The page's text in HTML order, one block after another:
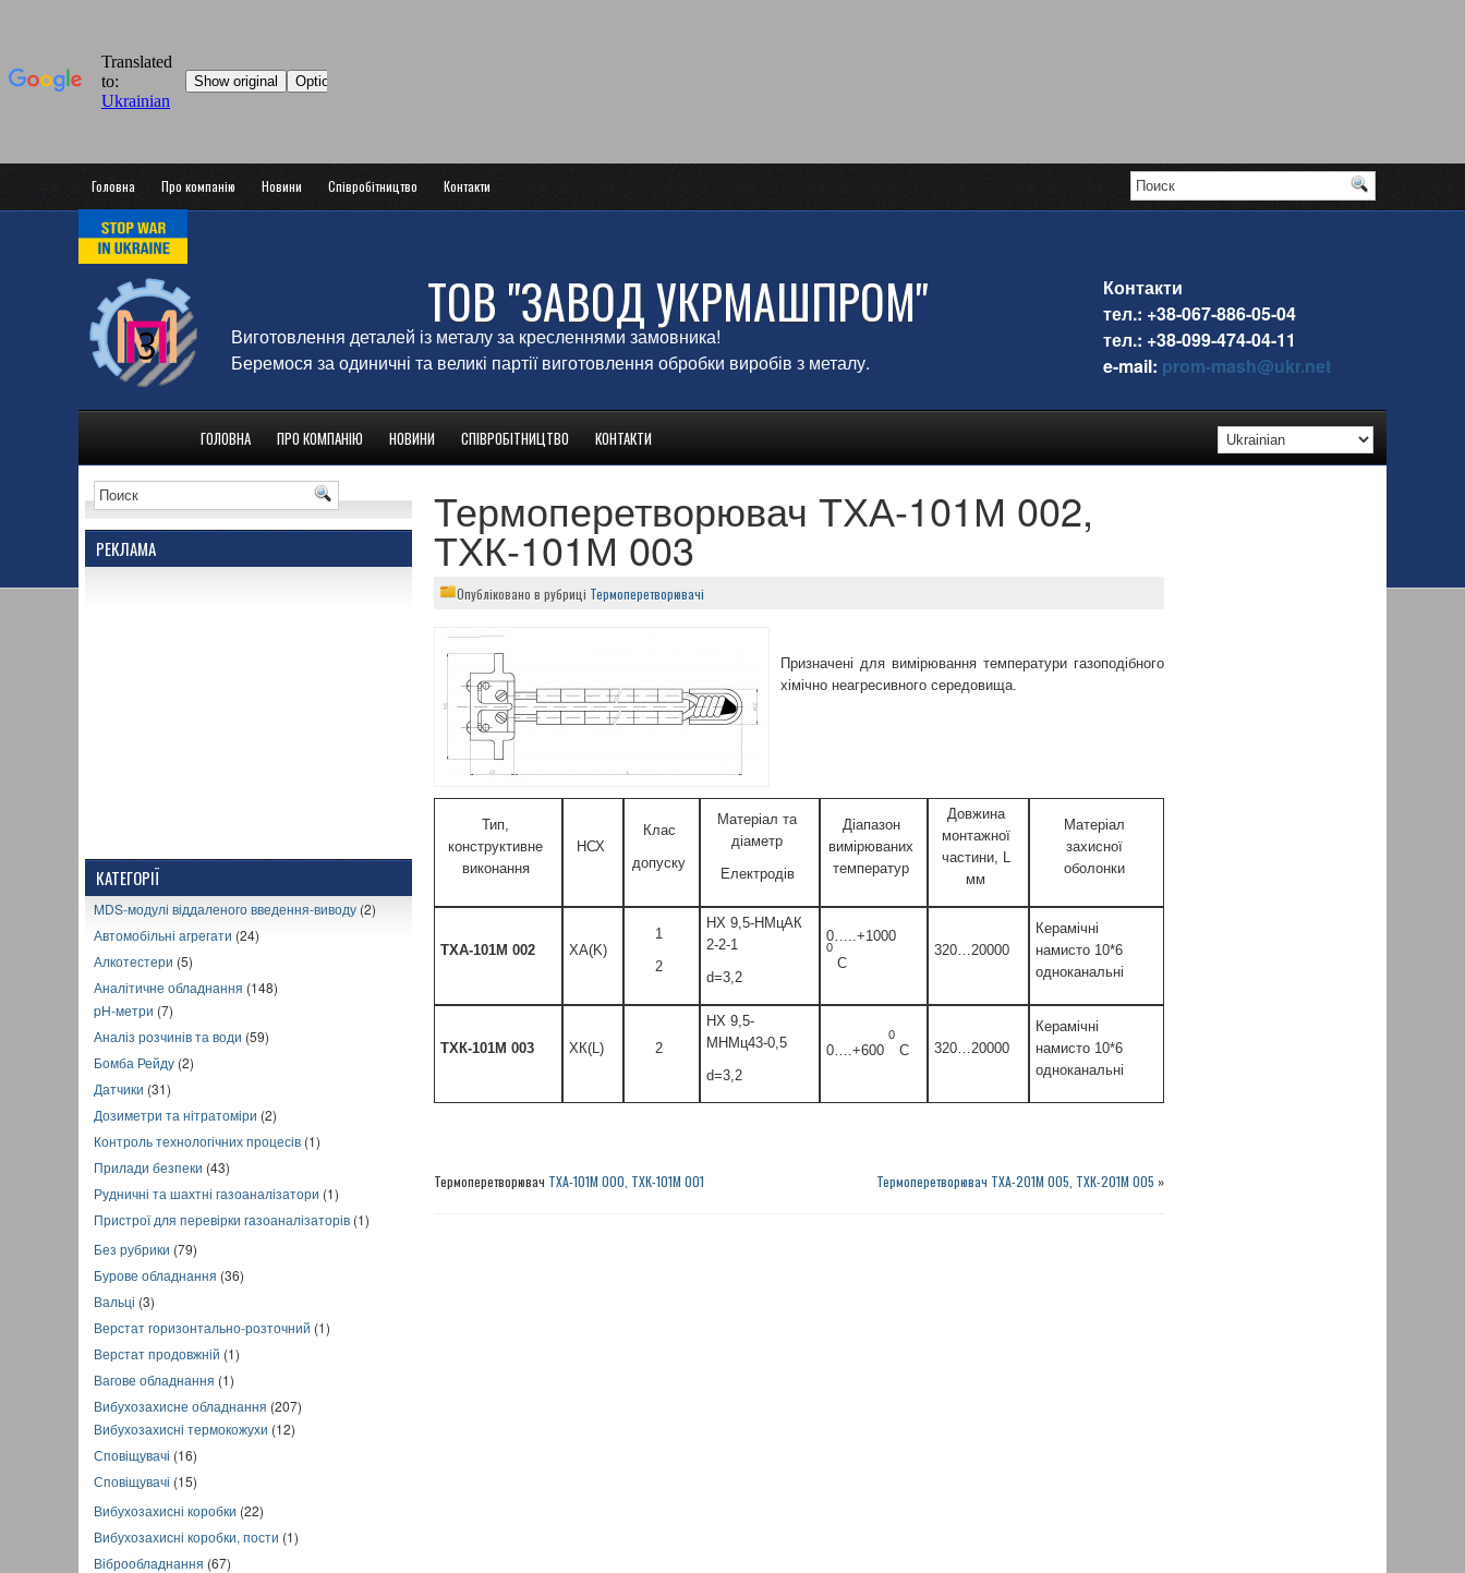
Головна Про компанію Новини Співробітництво Контакти
ТОВ "ЗАВОД УКРМАШПРОМ"
Виготовлення деталей із металу за кресленнями замовника!
Беремося за одиничні та великі партії виготовлення обробки виробів з металу.
Контакти
тел.: +38-067-886-05-04
тел.: +38-099-474-04-11
e-mail: prom-mash@ukr.net
ГОЛОВНА ПРО КОМПАНІЮ НОВИНИ СПІВРОБІТНИЦТВО КОНТАКТИ
РЕКЛАМА
КАТЕГОРІЇ
MDS-модулі віддаленого введення-виводу (2)
Автомобільні агрегати (24)
Алкотестери (5)
Аналітичне обладнання (148)
pH-метри (7)
Аналіз розчинів та води (59)
Бомба Рейду (2)
Датчики (31)
Дозиметри та нітратоміри (2)
Контроль технологічних процесів (1)
Прилади безпеки (43)
Рудничні та шахтні газоаналізатори (1)
Пристрої для перевірки газоаналізаторів (1)
Без рубрики (79)
Бурове обладнання (36)
Вальці (3)
Верстат горизонтально-розточний (1)
Верстат продовжній (1)
Вагове обладнання (1)
Вибухозахисне обладнання (207)
Вибухозахисні термокожухи (12)
Сповіщувачі (16)
Сповіщувачі (15)
Вибухозахисні коробки (22)
Вибухозахисні коробки, пости (1)
Віброобладнання (67)
Термоперетворювач ТХА-101М 002,
ТХК-101М 003
Опубліковано в рубриці Термоперетворювачі
Призначені для вимірювання температури газоподібного
хімічно неагресивного середовища.
Тип,
конструктивне
виконання
НСХ
Клас
допуску
Матеріал та
діаметр
Електродів
Діапазон
вимірюваних
температур
Довжина
монтажної
частини, L
мм
Матеріал
захисної
оболонки
ТХА-101М 002 ХА(K)
1
2
НХ 9,5-НМцАК
2-2-1
d=3,2
0…..+1000
0
C
320…20000
Керамічні
намисто 10*6
одноканальні
ТХК-101М 003 ХК(L) 2
НХ 9,5-
МНМц43-0,5
d=3,2
0….+600
0
C 320…20000
Керамічні
намисто 10*6
одноканальні
Термоперетворювач ТХА-101М 000, ТХК-101М 001 Термоперетворювач ТХА-201М 005, ТХК-201М 005 »